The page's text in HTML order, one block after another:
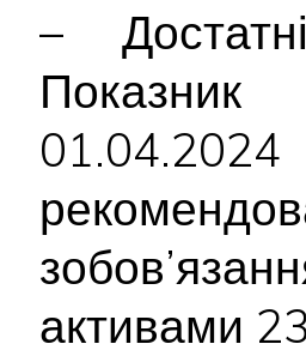
–
Показник
активами